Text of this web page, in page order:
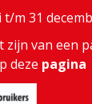
t/m 31
van een
deze pagina